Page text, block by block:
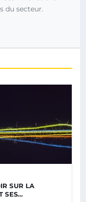
du secteur.
SUR LA
SES…